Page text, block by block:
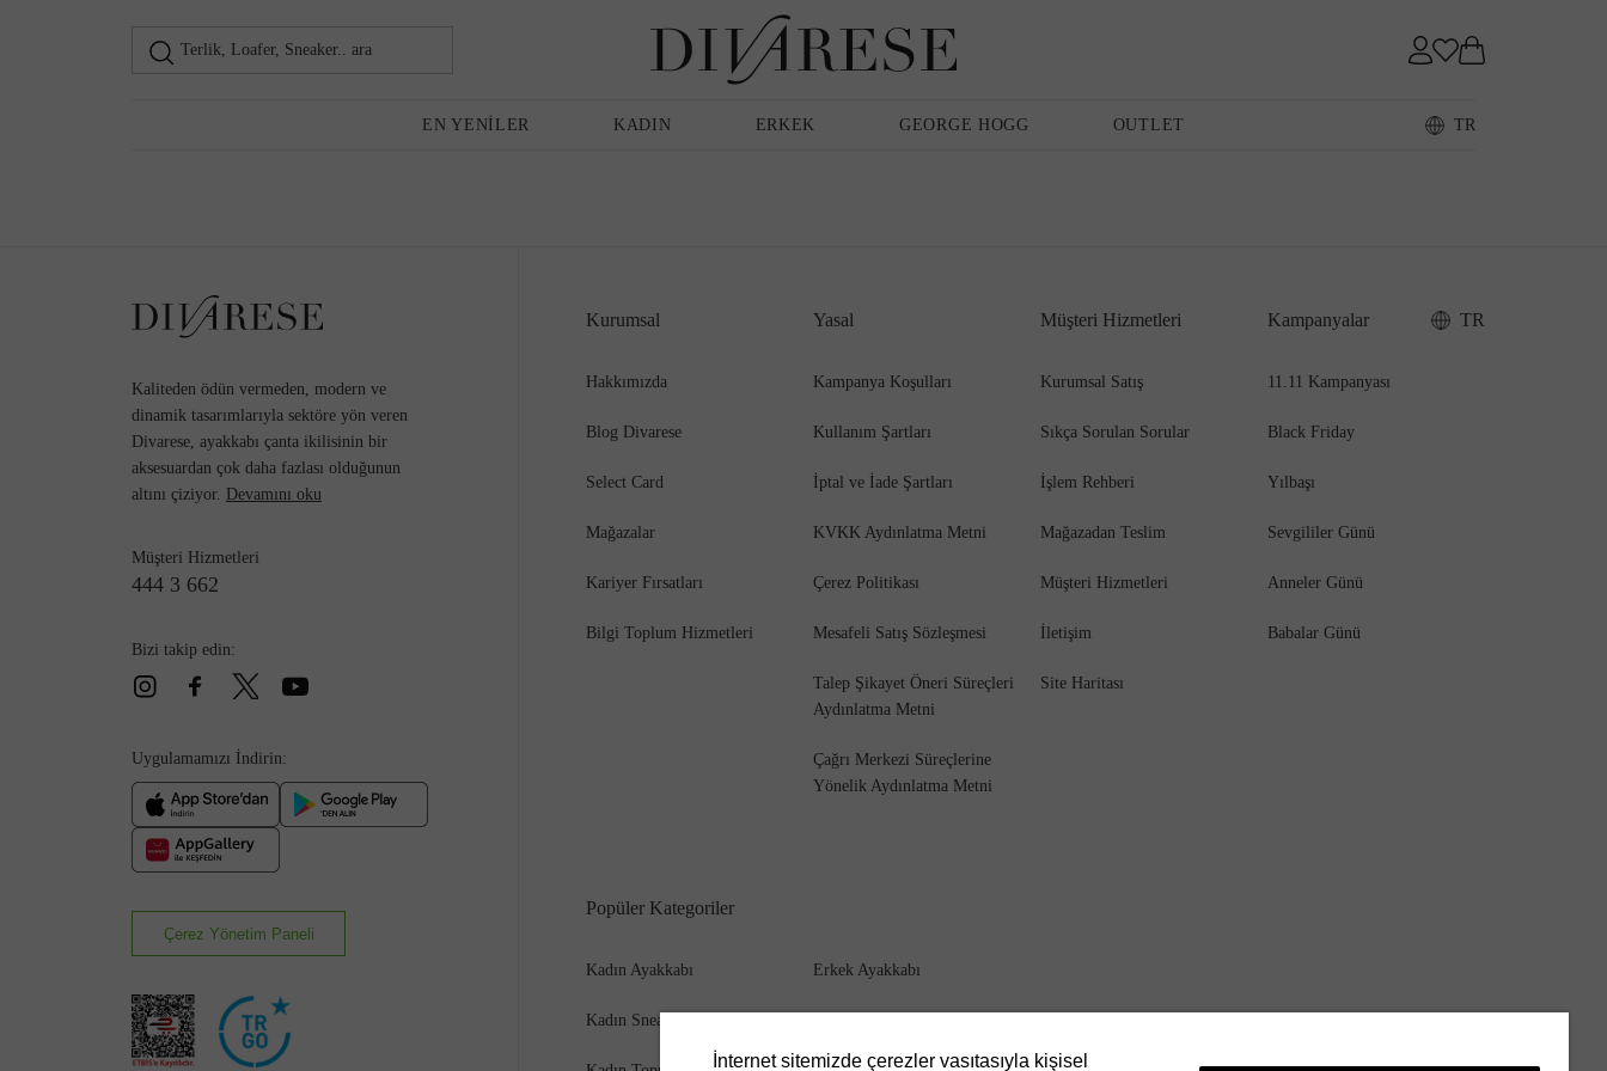
Terlik, Loafer, Sneaker.. ara
EN YENILER KADIN
Babet Espadril
ERKEK
Sneaker Terlik Espadril
GEORGE HOGG OUTLET TR
Kaliteden ödün vermeden, modern ve
dinamik tasarımlarıyla sektöre yön veren
Divarese, ayakkabı çanta ikilisinin bir
aksesuardan çok daha fazlası olduğunun
altını çiziyor. Devamını oku
Müşteri Hizmetleri
444 3 662
Bizi takip edin:
Uygulamamızı İndirin:
Çerez Yönetim Paneli
Kurumsal
Hakkımızda
Blog Divarese
Select Card
Mağazalar
Kariyer Fırsatları
Bilgi Toplum Hizmetleri
Yasal
Kampanya Koşulları
Kullanım Şartları
İptal ve İade Şartları
KVKK Aydınlatma Metni
Çerez Politikası
Mesafeli Satış Sözleşmesi
Talep Şikayet Öneri Süreçleri
Aydınlatma Metni
Çağrı Merkezi Süreçlerine
Yönelik Aydınlatma Metni
Müşteri Hizmetleri
Kurumsal Satış
Sıkça Sorulan Sorular
İşlem Rehberi
Mağazadan Teslim
Müşteri Hizmetleri
İletişim
Site Haritası
Kampanyalar
11.11 Kampanyası
Black Friday
Yılbaşı
Sevgililer Günü
Anneler Günü
Babalar Günü
Popüler Kategoriler
Kadın Ayakkabı
Kadın Sneaker
Erkek Ayakkabı
TR
İnternet sitemizde çerezler vasıtasıyla kişisel